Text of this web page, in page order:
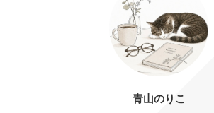
青山のりこ